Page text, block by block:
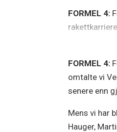
FORMEL 4:
FORMEL 4:
omtalte vi
senere enn
Mens vi har
Hauger,